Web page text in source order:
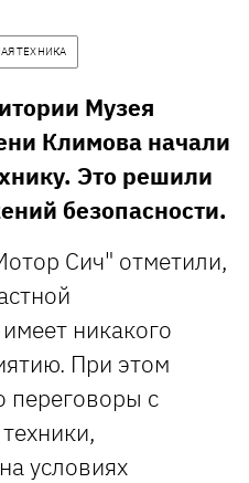
ТЕХНИКА
Музея
Климова начали
Это решили
безопасности.
Сич" отметили,
никакого
При этом
переговоры с
условиях